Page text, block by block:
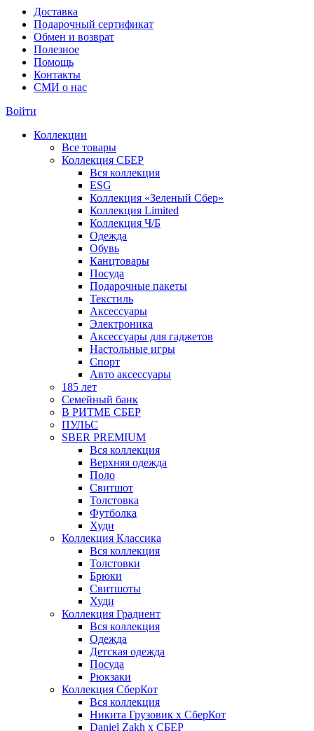
Доставка
Подарочный сертификат
Обмен и возврат
Полезное
Помощь
Контакты
СМИ о нас
Войти
Коллекции
Все товары
Коллекция СБЕР
Вся коллекция
ESG
Коллекция «Зеленый Сбер»
Коллекция Limited
Коллекция Ч/Б
Одежда
Обувь
Канцтовары
Посуда
Подарочные пакеты
Текстиль
Аксессуары
Электроника
Аксессуары для гаджетов
Настольные игры
Спорт
Авто аксессуары
185 лет
Семейный банк
В РИТМЕ СБЕР
ПУЛЬС
SBER PREMIUM
Вся коллекция
Верхняя одежда
Поло
Свитшот
Толстовка
Футболка
Худи
Коллекция Классика
Вся коллекция
Толстовки
Брюки
Свитшоты
Худи
Коллекция Градиент
Вся коллекция
Одежда
Детская одежда
Посуда
Рюкзаки
Коллекция СберКот
Вся коллекция
Никита Грузовик х СберКот
Daniel Zakh x СБЕР